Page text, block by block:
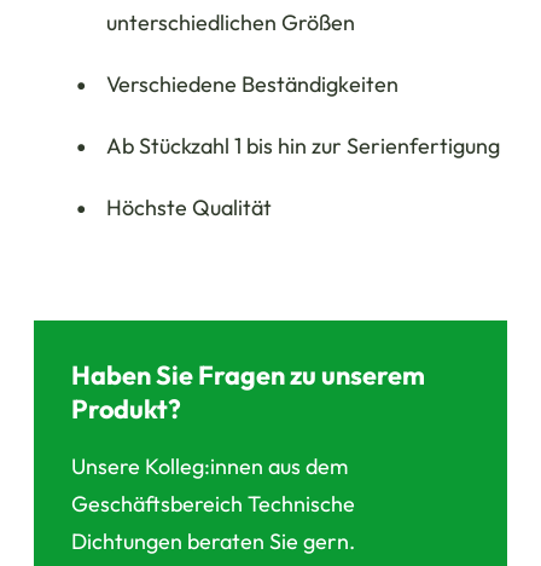
unterschiedlichen Größen
Verschiedene Beständigkeiten
Ab Stückzahl 1 bis hin zur Serienfertigung
Höchste Qualität
Haben Sie Fragen zu unserem
Produkt?
Unsere Kolleg:innen aus dem
Geschäftsbereich Technische
Dichtungen beraten Sie gern.